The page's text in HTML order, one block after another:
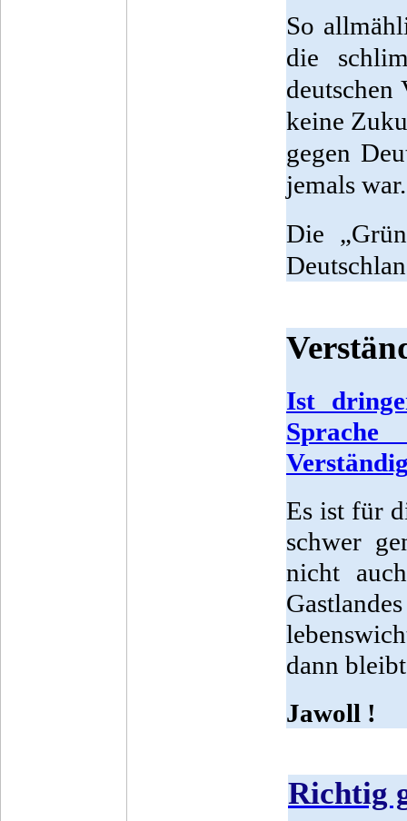
So
die
keine
gegen
jemals war.
Die
Ist
Es ist für
schwer
nicht
dann
Jawoll !
Richtig